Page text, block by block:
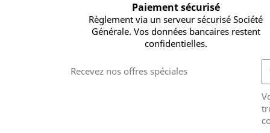
Paiement sécurisé
Règlement via un serveur sécurisé Société
Générale. Vos données bancaires restent
confidentielles.
Recevez nos offres spéciales